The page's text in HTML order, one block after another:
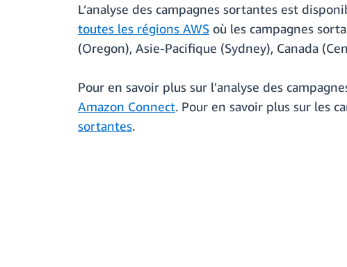
L’analyse des campagnes sortantes est
toutes les régions AWS où les campagnes
(Oregon), Asie-Pacifique (Sydney), Canada
Pour en savoir plus sur l'analyse des
Amazon Connect. Pour en savoir plus sur les
sortantes.